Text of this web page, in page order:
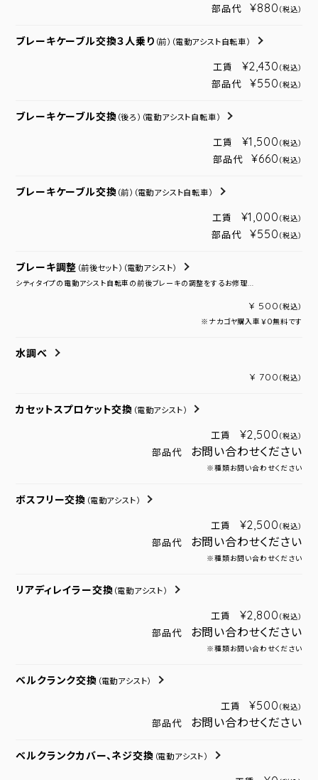
部品代 ¥880 （税込）
ブレーキケーブル交換３人乗り （前） （電動アシスト自転車）
工賃 ¥2,430 （税込）
部品代 ¥550 （税込）
ブレーキケーブル交換 （後ろ） （電動アシスト自転車）
工賃 ¥1,500 （税込）
部品代 ¥660 （税込）
ブレーキケーブル交換 （前） （電動アシスト自転車）
工賃 ¥1,000 （税込）
部品代 ¥550 （税込）
ブレーキ調整 （前後セット） （電動アシスト）
シティタイプの電動アシスト自転車の前後ブレーキの調整をするお修理...
¥ 500 （税込）
※ナカゴヤ購入車￥０無料です
水調べ
¥ 700 （税込）
カセットスプロケット交換 （電動アシスト）
工賃 ¥2,500 （税込）
部品代 お問い合わせください
※種類お問い合わせください
ボスフリー交換 （電動アシスト）
工賃 ¥2,500 （税込）
部品代 お問い合わせください
※種類お問い合わせください
リアディレイラー交換 （電動アシスト）
工賃 ¥2,800 （税込）
部品代 お問い合わせください
※種類お問い合わせください
ベルクランク交換 （電動アシスト）
工賃 ¥500 （税込）
部品代 お問い合わせください
ベルクランクカバー、ネジ交換 （電動アシスト）